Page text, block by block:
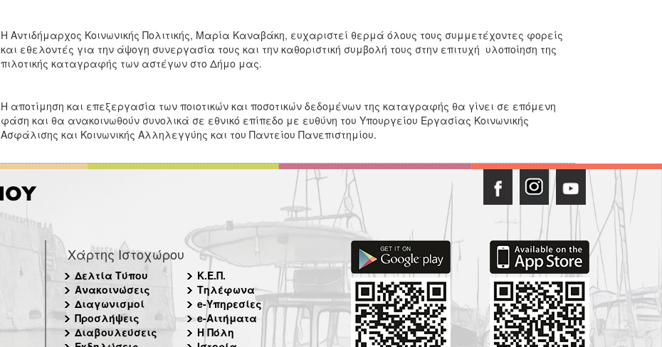
Η Αντιδήμαρχος Κοινωνικής Πολιτικής, Μαρία Καναβάκη, ευχαριστεί θερμά όλους τους συμμετέχοντες φορείς
και εθελοντές για την άψογη συνεργασία τους και την καθοριστική συμβολή τους στην επιτυχή υλοποίηση της
πιλοτικής καταγραφής των αστέγων στο Δήμο μας.
Η αποτίμηση και επεξεργασία των ποιοτικών και ποσοτικών δεδομένων της καταγραφής θα γίνει σε επόμενη
φάση και θα ανακοινωθούν συνολικά σε εθνικό επίπεδο με ευθύνη του Υπουργείου Εργασίας Κοινωνικής
Ασφάλισης και Κοινωνικής Αλληλεγγύης και του Παντείου Πανεπιστημίου.
Χάρτης Ιστοχώρου
Δελτία Τύπου
Ανακοινώσεις
Διαγωνισμοί
Προσλήψεις
Διαβουλεύσεις
Κ.Ε.Π.
Τηλέφωνα
e-Υπηρεσίες
e-Αιτήματα
Η Πόλη